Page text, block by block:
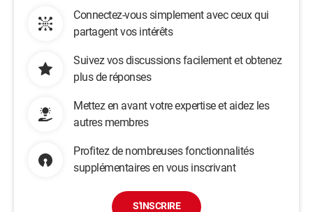
Connectez-vous simplement avec ceux qui
partagent vos intérêts
Suivez vos discussions facilement et obtenez
plus de réponses
Mettez en avant votre expertise et aidez les
autres membres
Profitez de nombreuses fonctionnalités
supplémentaires en vous inscrivant
S'INSCRIRE